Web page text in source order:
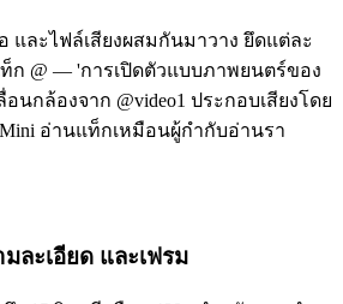
และไฟล์เสียงผสมกันมาวาง ยึดแต่ละ
ก @ — 'การเปิดตัวแบบภาพยนตร์ของ
อนกล้องจาก @video1 ประกอบเสียงโดย
Mini อ่านแท็กเหมือนผู้กำกับอ่านรา
ละเอียด และเฟรม